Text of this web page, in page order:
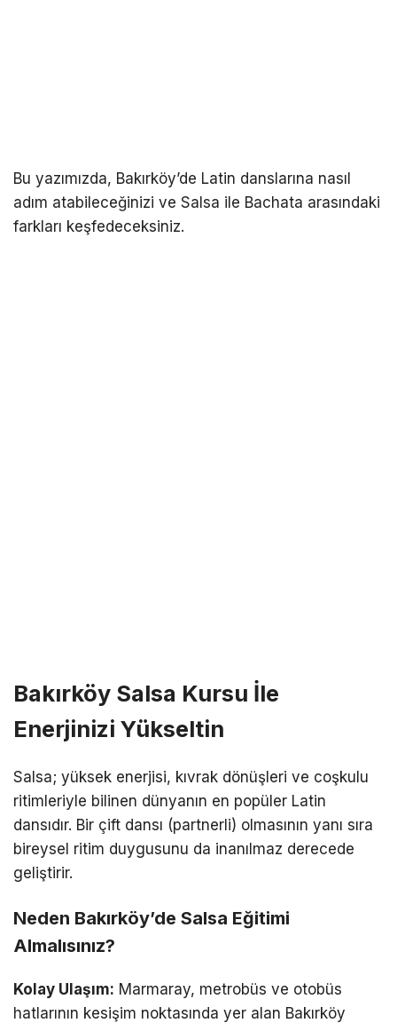
Bu yazımızda, Bakırköy’de Latin danslarına nasıl
adım atabileceğinizi ve Salsa ile Bachata arasındaki
farkları keşfedeceksiniz.
Bakırköy Salsa Kursu İle
Enerjinizi Yükseltin
Salsa; yüksek enerjisi, kıvrak dönüşleri ve coşkulu
ritimleriyle bilinen dünyanın en popüler Latin
dansıdır. Bir çift dansı (partnerli) olmasının yanı sıra
bireysel ritim duygusunu da inanılmaz derecede
geliştirir.
Neden Bakırköy’de Salsa Eğitimi
Almalısınız?
Kolay Ulaşım: Marmaray, metrobüs ve otobüs
hatlarının kesişim noktasında yer alan Bakırköy